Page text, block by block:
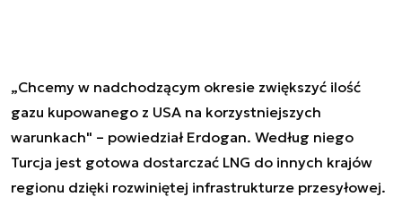
„Chcemy w nadchodzącym okresie zwiększyć ilość
gazu kupowanego z USA na korzystniejszych
warunkach" – powiedział Erdogan. Według niego
Turcja jest gotowa dostarczać LNG do innych krajów
regionu dzięki rozwiniętej infrastrukturze przesyłowej.